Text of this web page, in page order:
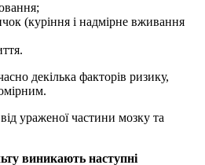
(куріння і надмірне вживання
декілька факторів ризику,
ураженої частини мозку та
виникають наступні